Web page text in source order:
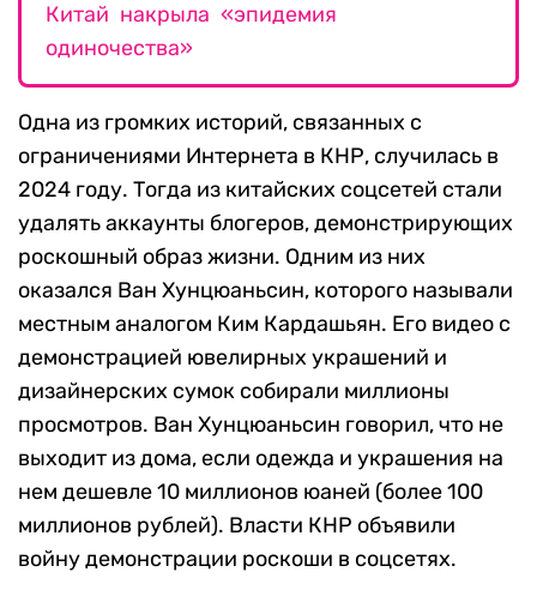
Китай накрыла «эпидемия
одиночества»
Одна из громких историй, связанных с
ограничениями Интернета в КНР, случилась в
2024 году. Тогда из китайских соцсетей стали
удалять аккаунты блогеров, демонстрирующих
роскошный образ жизни. Одним из них
оказался Ван Хунцюаньсин, которого называли
местным аналогом Ким Кардашьян. Его видео с
демонстрацией ювелирных украшений и
дизайнерских сумок собирали миллионы
просмотров. Ван Хунцюаньсин говорил, что не
выходит из дома, если одежда и украшения на
нем дешевле 10 миллионов юаней (более 100
миллионов рублей). Власти КНР объявили
войну демонстрации роскоши в соцсетях.